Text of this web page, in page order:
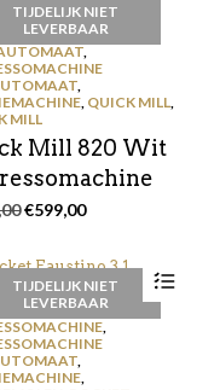
TIJDELIJK NIET
LEVERBAAR
,
,
,
, QUICK MILL,
MILL
Mill 820 Wit
Oorspronkelijke
€669,00.
€599,00Huidige
€599,00.
TIJDELIJK NIET
LEVERBAAR
,
,
,